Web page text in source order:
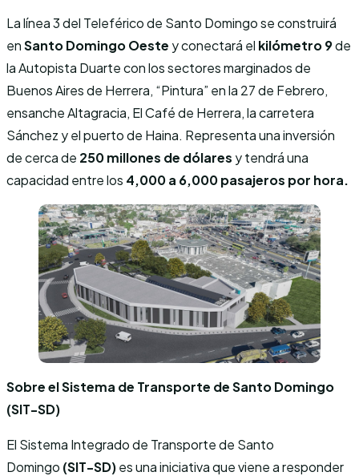
La línea 3 del Teleférico de Santo Domingo se construirá
enSanto Domingo Oeste y conectará el kilómetro 9de
la Autopista Duarte con los sectores marginados de
Buenos Aires de Herrera, “Pintura” en la 27 de Febrero,
ensanche Altagracia, El Café de Herrera, la carretera
Sánchez y el puerto de Haina. Representa una inversión
de cerca de 250 millones de dólares y tendrá una
capacidad entre los 4,000 a 6,000 pasajeros por hora.
Sobre el Sistema de Transporte de Santo Domingo
(SIT-SD)
El Sistema Integrado de Transporte de Santo
Domingo (SIT-SD)es una iniciativa que viene a responder